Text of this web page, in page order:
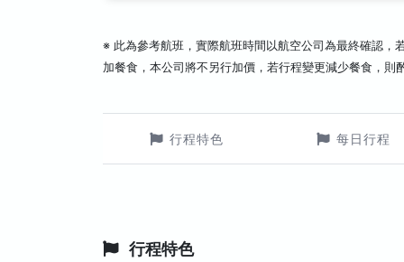
※ 此為參考航班，實際航班時間以航空公司為最終確認，
加餐食，本公司將不另行加價，若行程變更減少餐食，則
行程特色 每日行程
行程特色